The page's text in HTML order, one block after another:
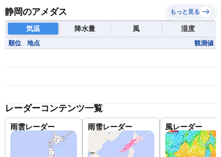
静岡のアメダス もっと見る
気温 降水量 風 湿度
順位 地点 観測値
レーダーコンテンツ一覧
雨雲レーダー 雨雪レーダー 風レーダー